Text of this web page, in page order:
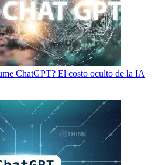
ChatGPT? El costo oculto de la IA